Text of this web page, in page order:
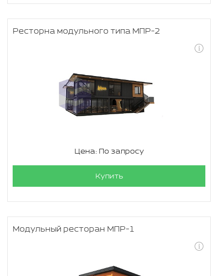
Ресторна модульного типа МПР-2
Цена: По запросу
Купить
Модульный ресторан МПР-1